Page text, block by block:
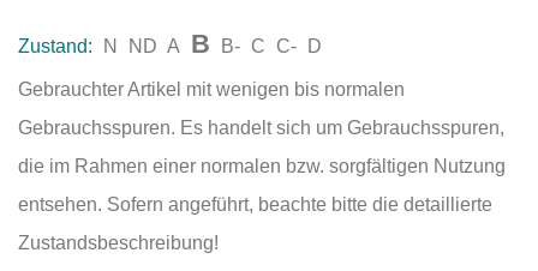
Zustand: N ND A B B- C C- D
Gebrauchter Artikel mit wenigen bis normalen
Gebrauchsspuren. Es handelt sich um Gebrauchsspuren,
die im Rahmen einer normalen bzw. sorgfältigen Nutzung
entsehen. Sofern angeführt, beachte bitte die detaillierte
Zustandsbeschreibung!